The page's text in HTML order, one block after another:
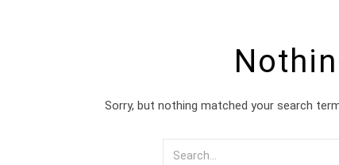
Sorry, but nothing matched your search